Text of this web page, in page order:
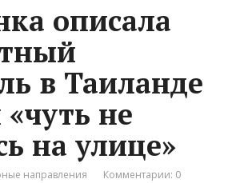
описала
в Таиланде
не
на улице»
направления Комментарии: 0